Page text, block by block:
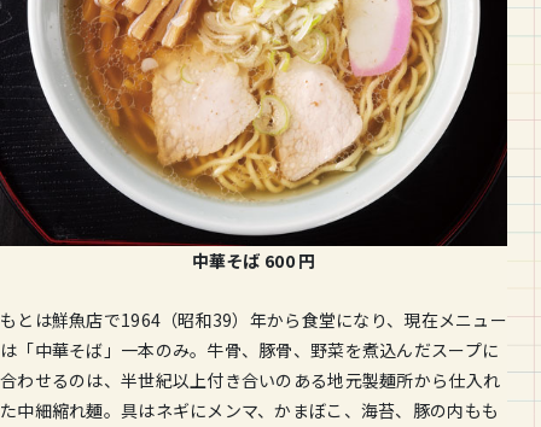
中華そば 600 円
もとは鮮魚店で1964（昭和39）年から食堂になり、現在メニュー
は「中華そば」一本のみ。牛骨、豚骨、野菜を煮込んだスープに
合わせるのは、半世紀以上付き合いのある地元製麺所から仕入れ
た中細縮れ麺。具はネギにメンマ、かまぼこ、海苔、豚の内もも